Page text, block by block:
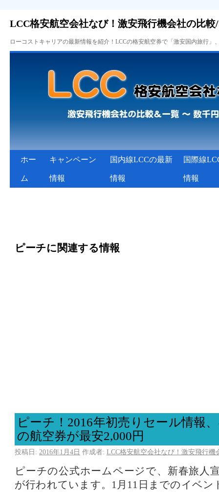
LCC格安航空会社なび！激安飛行機会社の比較
ローコストキャリアの最新情報を紹介！LCCの格安航空券で「激安国内旅行
ホー
ム
キャンペーン
情報
国内線LCCの最新
情報
国際線
情報
ピーチに関連する情報
ピーチ！2016年初売りセール情報
の航空券が最安2,000円
投稿日: 2016年1月4日 作成者: LCC格安航空会社なび！激安飛行機
ピーチの公式ホームページで、新春旅人
が行われています。1月11日までのイベン